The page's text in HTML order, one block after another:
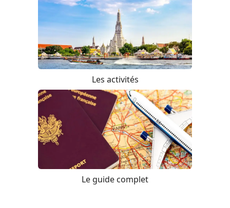
Les activités
Le guide complet